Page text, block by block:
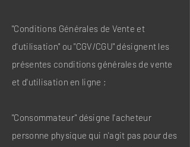
"Conditions Générales de Vente et
d'utilisation" ou "CGV/CGU" désignent les
présentes conditions générales de vente
et d'utilisation en ligne ;
"Consommateur" désigne l'acheteur
personne physique qui n'agit pas pour des